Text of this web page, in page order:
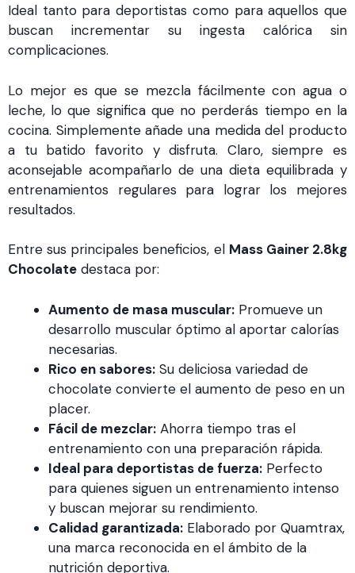
Ideal tanto para deportistas como para aquellos que
buscan incrementar su ingesta calórica sin
complicaciones.
Lo mejor es que se mezcla fácilmente con agua o
leche, lo que significa que no perderás tiempo en la
cocina. Simplemente añade una medida del producto
a tu batido favorito y disfruta. Claro, siempre es
aconsejable acompañarlo de una dieta equilibrada y
entrenamientos regulares para lograr los mejores
resultados.
Entre sus principales beneficios, el Mass Gainer 2.8kg
Chocolate destaca por:
Aumento de masa muscular: Promueve un
desarrollo muscular óptimo al aportar calorías
necesarias.
Rico en sabores: Su deliciosa variedad de
chocolate convierte el aumento de peso en un
placer.
Fácil de mezclar: Ahorra tiempo tras el
entrenamiento con una preparación rápida.
Ideal para deportistas de fuerza: Perfecto
para quienes siguen un entrenamiento intenso
y buscan mejorar su rendimiento.
Calidad garantizada: Elaborado por Quamtrax,
una marca reconocida en el ámbito de la
nutrición deportiva.